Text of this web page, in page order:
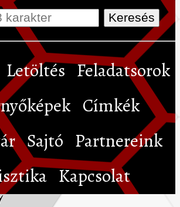
Letöltés Feladatsorok
Címkék
Sajtó Partnereink
Kapcsolat